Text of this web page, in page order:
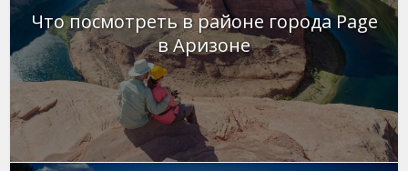
Что посмотреть в районе города Page
в Аризоне